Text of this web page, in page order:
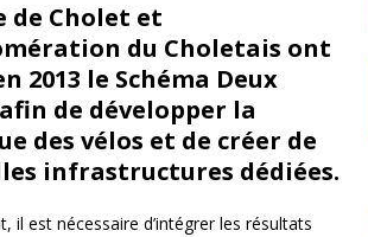
de Cholet et
du Choletais ont
2013 le Schéma Deux
de développer la
des vélos et de créer de
infrastructures dédiées.
il est nécessaire d’intégrer les résultats